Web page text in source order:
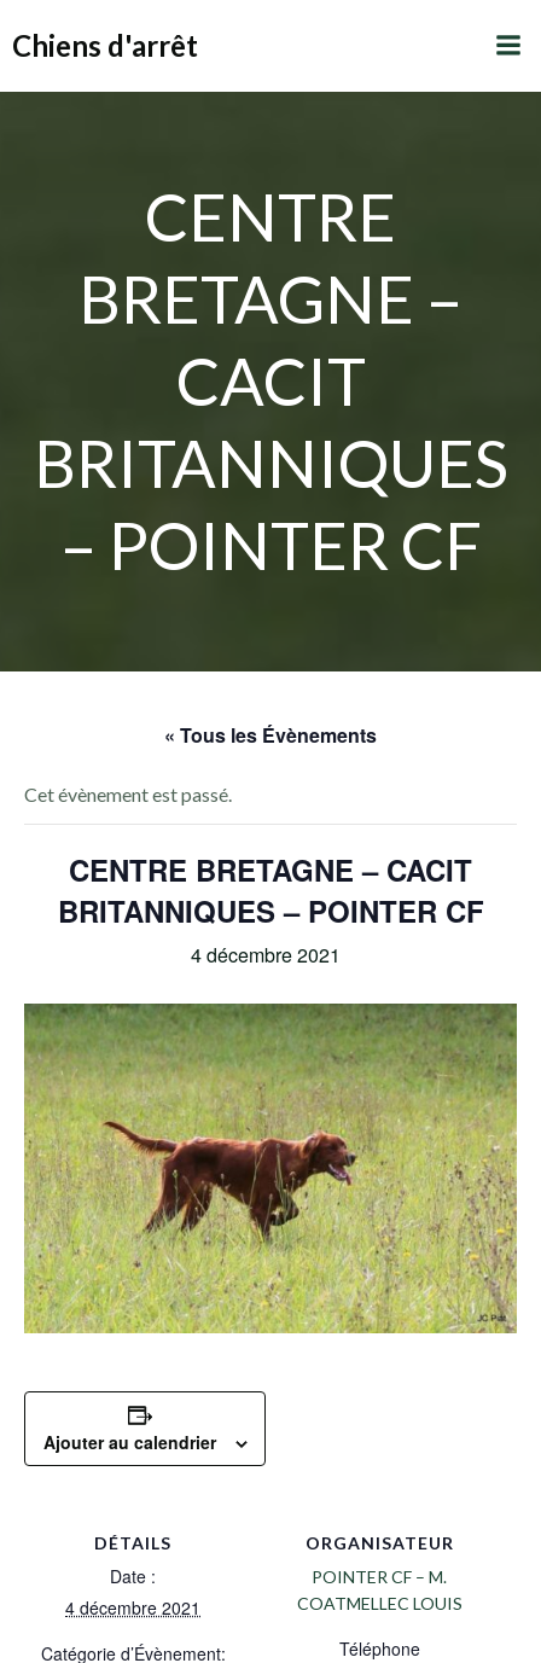
Chiens d'arrêt
CENTRE
BRETAGNE –
CACIT
BRITANNIQUES
– POINTER CF
« Tous les Évènements
Cet évènement est passé.
CENTRE BRETAGNE – CACIT
BRITANNIQUES – POINTER CF
4 décembre 2021
Ajouter au calendrier
DÉTAILS
Date :
4 décembre 2021
Catégorie d’Évènement:
ORGANISATEUR
POINTER CF – M.
COATMELLEC LOUIS
Téléphone